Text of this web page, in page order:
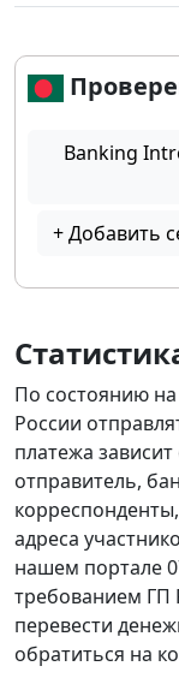
Banking
+ Добавить
По состоянию на
России
платежа
отправитель,
адреса
нашем портале
требованием ГП
перевести
обратиться на